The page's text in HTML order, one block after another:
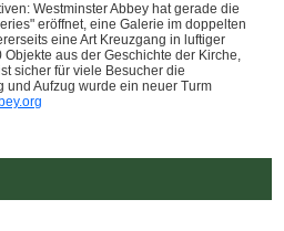
Westminster Abbey hat gerade die
eröffnet, eine Galerie im doppelten
eine Art Kreuzgang in luftiger
aus der Geschichte der Kirche,
sicher für viele Besucher die
und Aufzug wurde ein neuer Turm